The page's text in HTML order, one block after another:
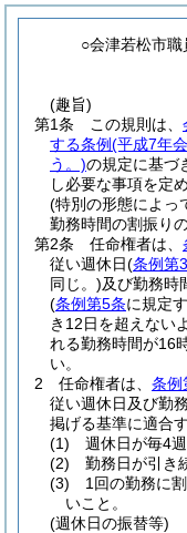
○会津若松市職
(趣旨)
第1条
この規則は、
する条例(平成7年
う。)の規定に基づ
し必要な事項を定
(特別の形態によっ
勤務時間の割振り
第2条
任命権者は、
従い週休日(条例第
同じ。)及び勤務時
(条例第5条に規定
き12日を超えない
れる勤務時間が16
い。
2
任命権者は、 条例
従い週休日及び勤
掲げる基準に適合
(1)
週休日が毎4
(2)
勤務日が引き
(3)
1回の勤務に
いこと。
(週休日の振替等)